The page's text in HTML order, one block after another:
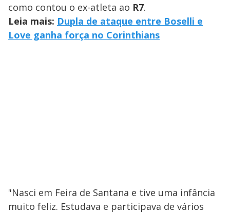
como contou o ex-atleta ao R7.
Leia mais: Dupla de ataque entre Boselli e
Love ganha força no Corinthians
"Nasci em Feira de Santana e tive uma infância
muito feliz. Estudava e participava de vários